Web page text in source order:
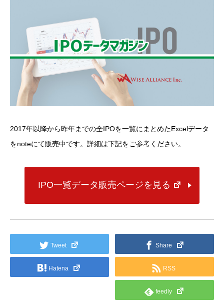
2017年以降から昨年までの全IPOを一覧にまとめたExcelデータ
をnoteにて販売中です。詳細は下記をご参考ください。
IPO一覧データ販売ページを見る
Tweet Share
Hatena RSS
feedly